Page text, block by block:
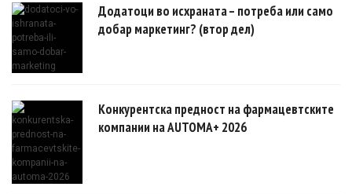
Додатоци во исхраната – потреба или само
добар маркетинг? (втор дел)
Конкурентска предност на фармацевтските
компании на AUTOMA+ 2026